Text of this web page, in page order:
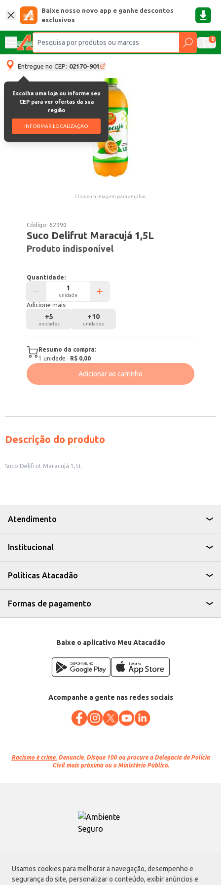
Usamos cookies para melhorar a navegação, desempenho e
segurança do site, personalizar o conteúdo, exibir anúncios e
Baixe nosso novo app e ganhe descontos
exclusivos
0
Entregue no CEP: 02170-901
Escolha uma loja ou informe seu
CEP para ver ofertas da sua
região
INFORMAR LOCALIZAÇÃO
Clique na imagem para ampliar.
Código: 62990
Suco Delifrut Maracujá 1,5L
Produto indisponível
Quantidade:
unidade
Adicione mais:
+5
unidades
+10
unidades
Resumo da compra:
1 unidade · R$ 0,00
Adicionar ao carrinho
Descrição do produto
Suco Delifrut Maracujá 1,5L
Atendimento
Institucional
Políticas Atacadão
Formas de pagamento
Baixe o aplicativo Meu Atacadão
Acompanhe a gente nas redes sociais
Racismo é crime. Denuncie. Disque 100 ou procure a Delegacia de Polícia
Civil mais próxima ou o Ministério Público.
Atacadão S.A.
Avenida Morvan Dias de Figueiredo, 6169, Vila Maria, São Paulo - SP | CEP
02170-901 | CNPJ: 75.315.333/0001-09